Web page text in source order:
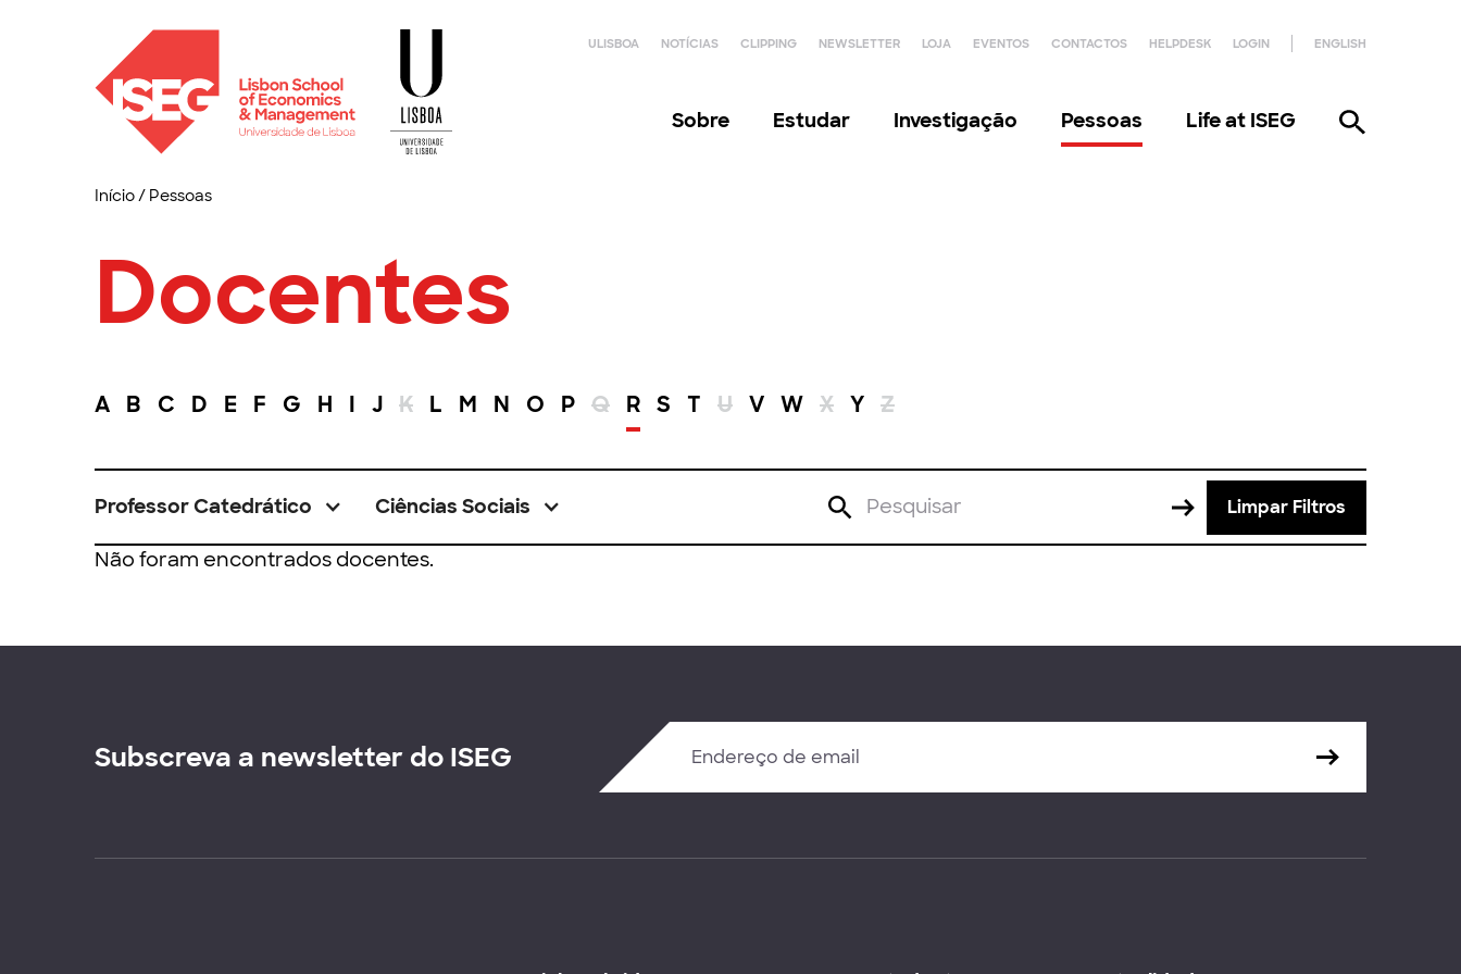
ULISBOA NOTÍCIAS CLIPPING NEWSLETTER LOJA EVENTOS CONTACTOS HELPDESK LOGIN ENGLISH
Sobre Estudar Investigação Pessoas Life at ISEG
Início/ Pessoas
Docentes
A B C D E F G H I J K L M N O P Q R S T U V W X Y Z
Professor Catedrático Ciências Sociais Limpar Filtros
Não foram encontrados docentes.
Subscreva a newsletter do ISEG